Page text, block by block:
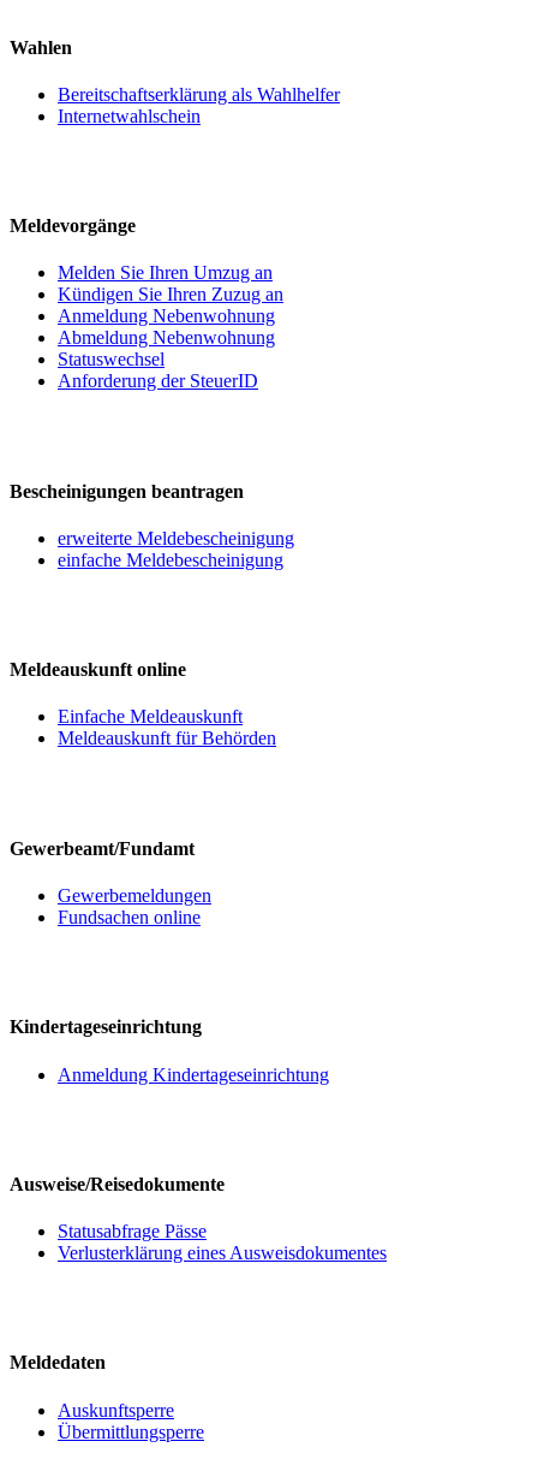
Wahlen
Bereitschaftserklärung als Wahlhelfer
Internetwahlschein
Meldevorgänge
Melden Sie Ihren Umzug an
Kündigen Sie Ihren Zuzug an
Anmeldung Nebenwohnung
Abmeldung Nebenwohnung
Statuswechsel
Anforderung der SteuerID
Bescheinigungen beantragen
erweiterte Meldebescheinigung
einfache Meldebescheinigung
Meldeauskunft online
Einfache Meldeauskunft
Meldeauskunft für Behörden
Gewerbeamt/Fundamt
Gewerbemeldungen
Fundsachen online
Kindertageseinrichtung
Anmeldung Kindertageseinrichtung
Ausweise/Reisedokumente
Statusabfrage Pässe
Verlusterklärung eines Ausweisdokumentes
Meldedaten
Auskunftsperre
Übermittlungsperre